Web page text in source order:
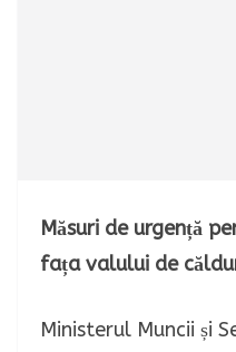
Măsuri de urgență
fața valului de
Ministerul Muncii și